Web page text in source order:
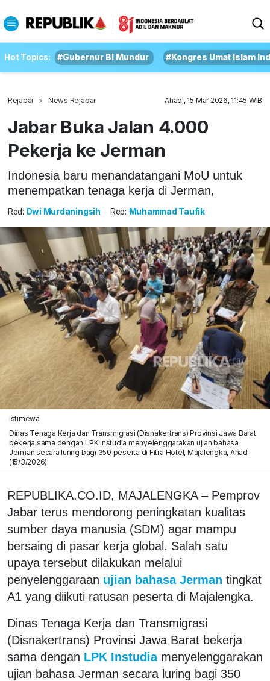
Hot Topics: #Gubernur BI Mundur #Kongres Umat Islam
Rejabar News Rejabar Ahad , 15 Mar 2026, 11:45 WIB
Jabar Buka Jalan 4.000
Pekerja ke Jerman
Indonesia baru menandatangani MoU untuk
menempatkan tenaga kerja di Jerman,
Red: Dwi Murdaningsih Rep: Muhammad Taufik
istimewa
Dinas Tenaga Kerja dan Transmigrasi (Disnakertrans) Provinsi Jawa Barat
bekerja sama dengan LPK Instudia menyelenggarakan ujian bahasa
Jerman secara luring bagi 350 peserta di Fitra Hotel, Majalengka, Ahad
(15/3/2026).
REPUBLIKA.CO.ID, MAJALENGKA – Pemprov
Jabar terus mendorong peningkatan kualitas
sumber daya manusia (SDM) agar mampu
bersaing di pasar kerja global. Salah satu
upaya tersebut dilakukan melalui
penyelenggaraan ujian bahasa Jerman tingkat
A1 yang diikuti ratusan peserta di Majalengka.
Dinas Tenaga Kerja dan Transmigrasi
(Disnakertrans) Provinsi Jawa Barat bekerja
sama dengan LPK Instudia menyelenggarakan
ujian bahasa Jerman secara luring bagi 350